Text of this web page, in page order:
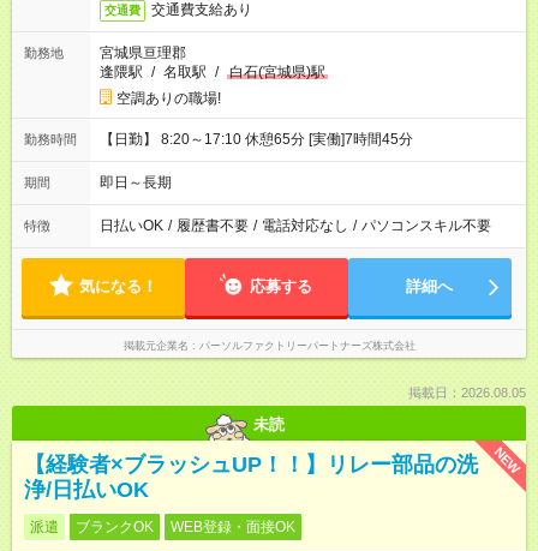
交通費 交通費支給あり
勤務地
宮城県亘理郡
逢隈駅 / 名取駅 / 白石(宮城県)駅
空調ありの職場!
勤務時間 【日勤】 8:20～17:10 休憩65分 [実働]7時間45分
期間 即日～長期
特徴 日払いOK / 履歴書不要 / 電話対応なし / パソコンスキル不要
気になる！ 応募する 詳細へ
掲載元企業名 パーソルファクトリーパートナーズ株式会社
掲載日：2026.08.05
未読
NEW
【経験者×ブラッシュUP！！】リレー部品の洗
浄/日払いOK
派遣 ブランクOK WEB登録・面接OK